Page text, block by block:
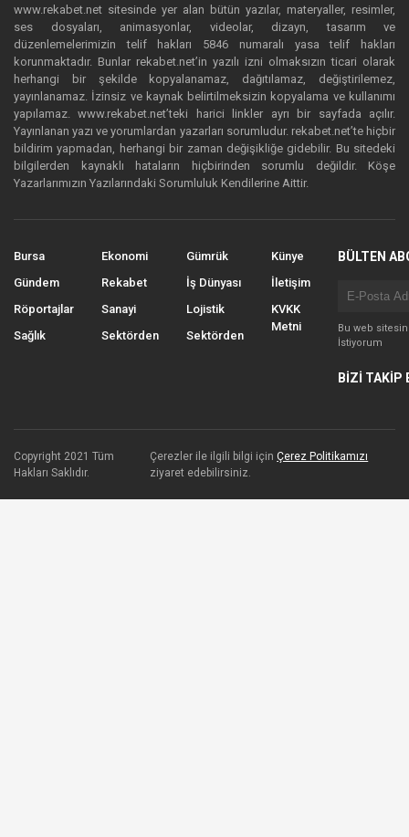
www.rekabet.net sitesinde yer alan bütün yazılar, materyaller, resimler,
ses dosyaları, animasyonlar, videolar, dizayn, tasarım ve
düzenlemelerimizin telif hakları 5846 numaralı yasa telif hakları
korunmaktadır. Bunlar rekabet.net’in yazılı izni olmaksızın ticari olarak
herhangi bir şekilde kopyalanamaz, dağıtılamaz, değiştirilemez,
yayınlanamaz. İzinsiz ve kaynak belirtilmeksizin kopyalama ve kullanımı
yapılamaz. www.rekabet.net’teki harici linkler ayrı bir sayfada açılır.
Yayınlanan yazı ve yorumlardan yazarları sorumludur. rekabet.net’te hiçbir
bildirim yapmadan, herhangi bir zaman değişikliğe gidebilir. Bu sitedeki
bilgilerden kaynaklı hataların hiçbirinden sorumlu değildir. Köşe
Yazarlarımızın Yazılarındaki Sorumluluk Kendilerine Aittir.
Bursa
Gündem
Röportajlar
Sağlık
Ekonomi
Rekabet
Sanayi
Sektörden
Gümrük
İş Dünyası
Lojistik
Sektörden
Künye
İletişim
KVKK
Metni
BÜLTEN
Bu web
İstiyorum
BİZİ TAKİP
Copyright 2021 Tüm
Hakları Saklıdır.
Çerezler ile ilgili bilgi içinÇerez Politikamızı
ziyaret edebilirsiniz.